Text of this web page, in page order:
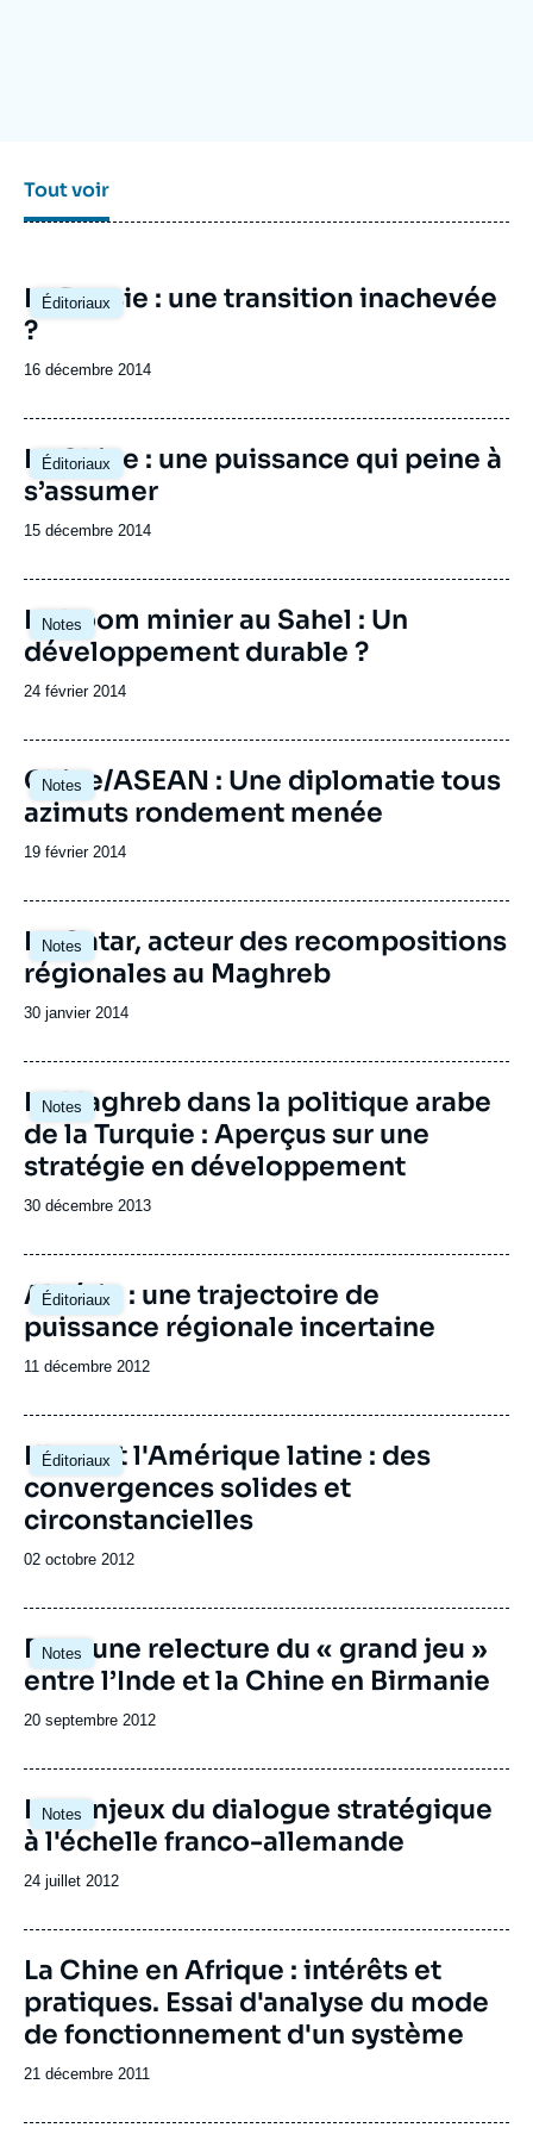
Tout voir
Éditoriaux
La Russie : une transition inachevée
?
Date
publication
16 décembre 2014
Éditoriaux
La Chine : une puissance qui peine à
s’assumer
Date
publication
15 décembre 2014
Notes
Le boom minier au Sahel : Un
développement durable ?
Date
publication
24 février 2014
Notes
Chine/ASEAN : Une diplomatie tous
azimuts rondement menée
Date
publication
19 février 2014
Notes
Le Qatar, acteur des recompositions
régionales au Maghreb
Date
publication
30 janvier 2014
Notes
Le Maghreb dans la politique arabe
de la Turquie : Aperçus sur une
stratégie en développement
Date
publication
30 décembre 2013
Éditoriaux
Algérie : une trajectoire de
puissance régionale incertaine
Date
publication
11 décembre 2012
Éditoriaux
L'Iran et l'Amérique latine : des
convergences solides et
circonstancielles
Date
publication
02 octobre 2012
Notes
Pour une relecture du « grand jeu »
entre l’Inde et la Chine en Birmanie
Date
publication
20 septembre 2012
Notes
Les enjeux du dialogue stratégique
à l'échelle franco-allemande
Date
publication
24 juillet 2012
Image
de
couverture
de
la
La Chine en Afrique : intérêts et
pratiques. Essai d'analyse du mode
de fonctionnement d'un système
Date
publication
21 décembre 2011